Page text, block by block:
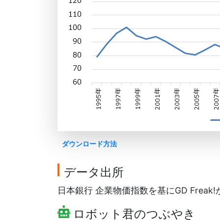
ダウンロード方法
データ出所
日本銀行 企業物価指数を基にGD Freak!
ロボット君のつぶやき